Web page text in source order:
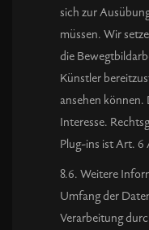
sich zur
müssen. Wir
die
Künstler
ansehen können.
Interesse.
Plug-ins ist Art. 6
8.6. Weitere
Umfang der
Verarbeitung